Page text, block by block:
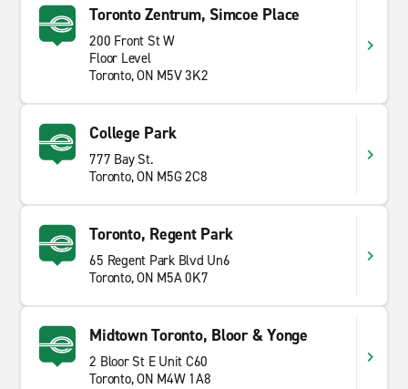
Toronto Zentrum, Simcoe Place
200 Front St W
Floor Level
Toronto, ON M5V 3K2
College Park
777 Bay St.
Toronto, ON M5G 2C8
Toronto, Regent Park
65 Regent Park Blvd Un6
Toronto, ON M5A 0K7
Midtown Toronto, Bloor & Yonge
2 Bloor St E Unit C60
Toronto, ON M4W 1A8